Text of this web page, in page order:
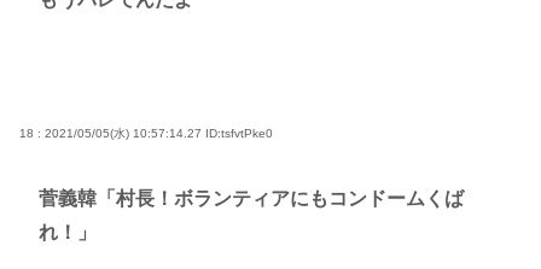
18 : 2021/05/05(水) 10:57:14.27 ID:tsfvtPke0
菅義韓「村長！ボランティアにもコンドームくば
れ！」